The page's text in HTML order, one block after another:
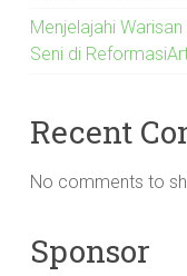
Menjelajahi
Seni di
Recent
No comments to
Sponsor